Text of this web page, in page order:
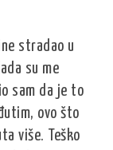
stradao u
su me
sam da je to
ovo što
više. Teško